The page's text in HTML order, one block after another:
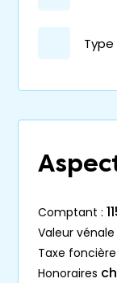
Type
comptant :
valeur vénale
taxe foncière
honoraires